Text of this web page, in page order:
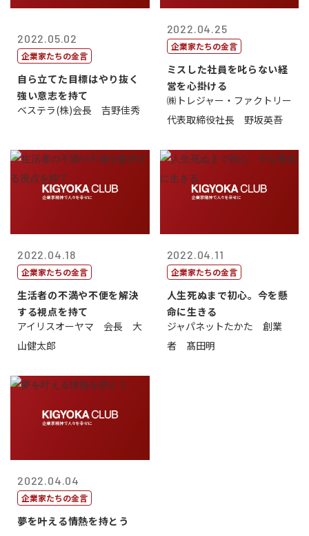
2022.05.02
企業家たちの金言
自ら立てた目標はやり抜く
強い意志を持て
ベステラ(株)会長 吉野佳秀
2022.04.25
企業家たちの金言
ミスした社員を叱らない経
営を心掛ける
㈱トレジャー・ファクトリー
代表取締役社長 野坂英吾
2022.04.18
企業家たちの金言
生活者の不満や不便を解決
する視点を持て
アイリスオーヤマ 会長 大
山健太郎
2022.04.11
企業家たちの金言
人生死ぬまで初心。今を懸
命に生きる
ジャパネットたかた 創業
者 髙田明
2022.04.04
企業家たちの金言
夢を叶える情熱を持とう